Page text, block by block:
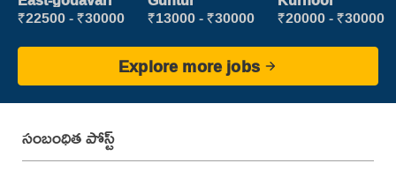
₹22500 - ₹30000 ₹13000 - ₹30000 Executive
₹20000 - ₹30000
Explore more jobs
సంబంధిత పోస్ట్